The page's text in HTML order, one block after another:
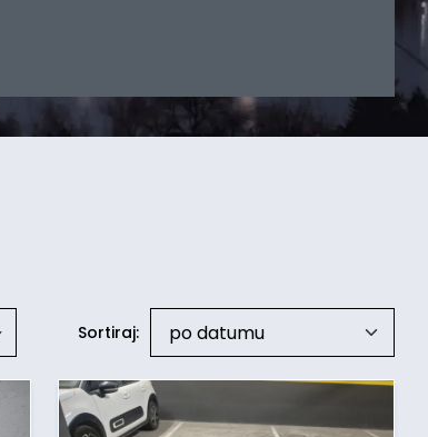
Sortiraj: po datumu